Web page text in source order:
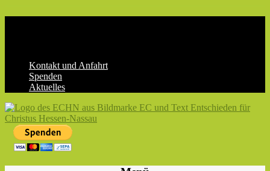
Kontakt und Anfahrt
Spenden
Aktuelles
ECHN
EC-